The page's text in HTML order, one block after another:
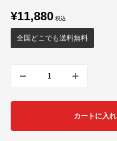
販
売
価
格
¥11,880
全国どこでも送料無料
カートに入